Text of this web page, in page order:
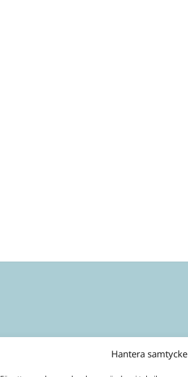
Hantera samtycke